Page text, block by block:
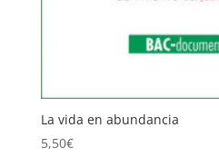
La vida en abundancia
5,50€